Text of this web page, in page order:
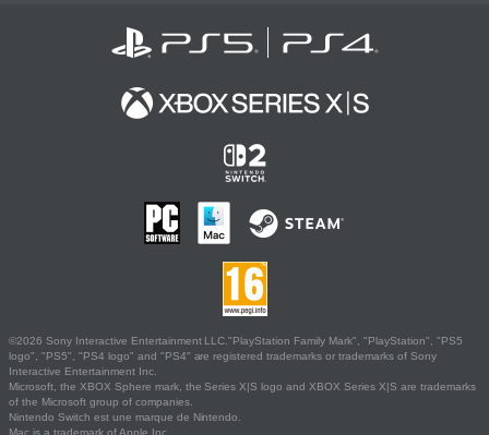
©2026 Sony Interactive Entertainment LLC."PlayStation Family Mark", "PlayStation", "PS5
logo", "PS5", "PS4 logo" and "PS4" are registered trademarks or trademarks of Sony
Interactive Entertainment Inc.
Microsoft, the XBOX Sphere mark, the Series X|S logo and XBOX Series X|S are trademarks
of the Microsoft group of companies.
Nintendo Switch est une marque de Nintendo.
Mac is a trademark of Apple Inc.